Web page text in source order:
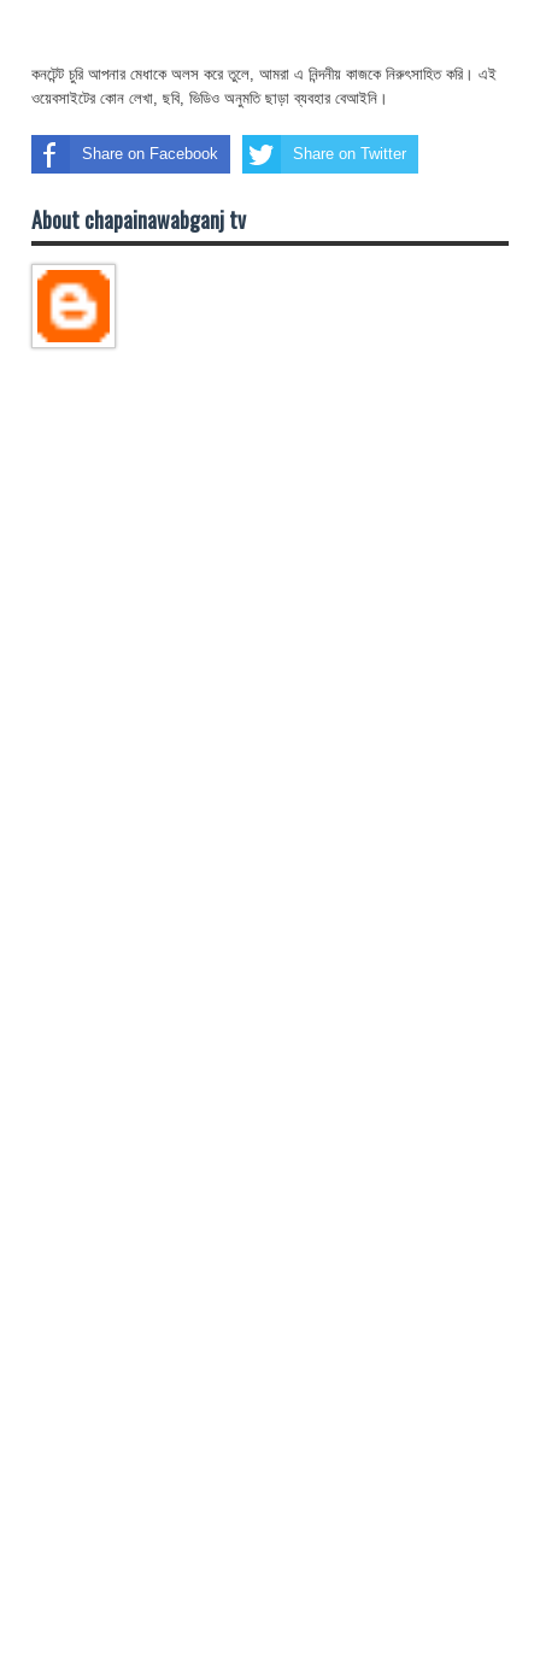
কনটেন্ট চুরি আপনার মেধাকে অলস করে তুলে, আমরা এ নিন্দনীয় কাজকে নিরুৎসাহিত করি। এই
ওয়েবসাইটের কোন লেখা, ছবি, ভিডিও অনুমতি ছাড়া ব্যবহার বেআইনি।
Share on Facebook Share on Twitter
About chapainawabganj tv